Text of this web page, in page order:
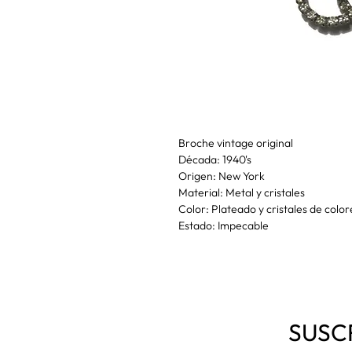
Broche vintage original
Década: 1940's
Origen: New York
Material: Metal y cristales
Color: Plateado y cristales de
Estado: Impecable